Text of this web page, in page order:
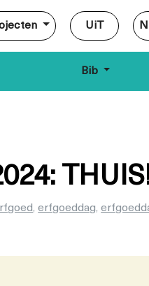
UiT
Bib
,erfgoeddag,